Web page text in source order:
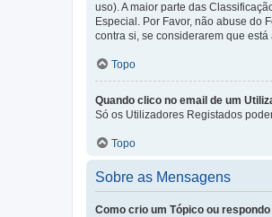
uso). A maior parte das
Especial. Por Favor, não abuse do
contra si, se considerarem que
Topo
Quando clico no email de um
Só os Utilizadores Registados
Topo
Sobre as Mensagens
Como crio um Tópico ou